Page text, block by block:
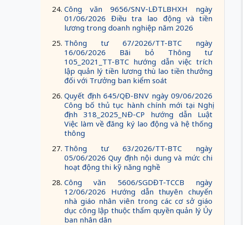
Công văn 9656/SNV-LĐTLBHXH ngày
01/06/2026 Điều tra lao động và tiền
lương trong doanh nghiệp năm 2026
Thông tư 67/2026/TT-BTC ngày
16/06/2026 Bãi bỏ Thông tư
105_2021_TT-BTC hướng dẫn việc trích
lập quản lý tiền lương thù lao tiền thưởng
đối với Trưởng ban kiểm soát
Quyết định 645/QĐ-BNV ngày 09/06/2026
Công bố thủ tục hành chính mới tại Nghị
định 318_2025_NĐ-CP hướng dẫn Luật
Việc làm về đăng ký lao động và hệ thống
thông
Thông tư 63/2026/TT-BTC ngày
05/06/2026 Quy định nội dung và mức chi
hoạt động thi kỹ năng nghề
Công văn 5606/SGDĐT-TCCB ngày
12/06/2026 Hướng dẫn thuyên chuyển
nhà giáo nhân viên trong các cơ sở giáo
dục công lập thuộc thẩm quyền quản lý Ủy
ban nhân dân